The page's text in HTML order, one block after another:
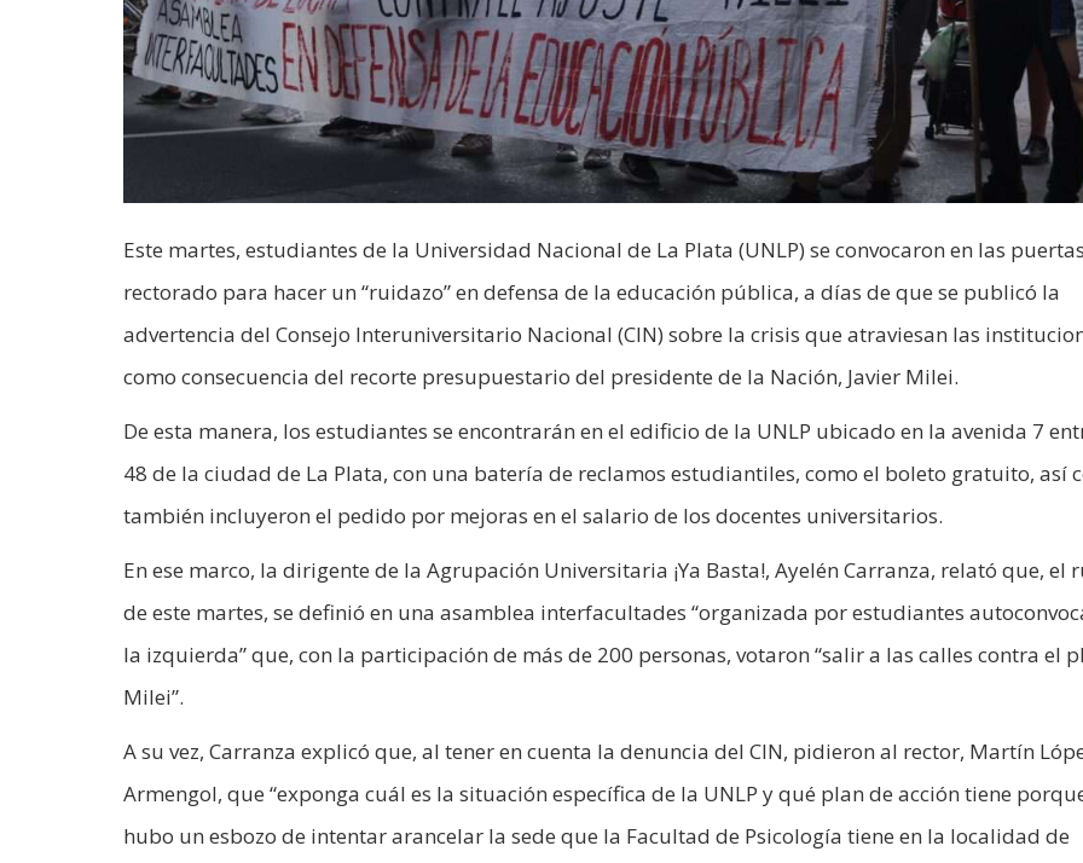
Este martes, estudiantes de la Universidad Nacional de La Plata (UNLP) se convocaron en las
rectorado para hacer un “ruidazo” en defensa de la educación pública, a días de que se publicó la
advertencia del Consejo Interuniversitario Nacional (CIN) sobre la crisis que atraviesan las
como consecuencia del recorte presupuestario del presidente de la Nación, Javier Milei.
De esta manera, los estudiantes se encontrarán en el edificio de la UNLP ubicado en la avenida 7
48 de la ciudad de La Plata, con una batería de reclamos estudiantiles, como el boleto gratuito, así
también incluyeron el pedido por mejoras en el salario de los docentes universitarios.
En ese marco, la dirigente de la Agrupación Universitaria ¡Ya Basta!, Ayelén Carranza, relató que, el
de este martes, se definió en una asamblea interfacultades “organizada por estudiantes
la izquierda” que, con la participación de más de 200 personas, votaron “salir a las calles contra el
Milei”.
A su vez, Carranza explicó que, al tener en cuenta la denuncia del CIN, pidieron al rector, Martín
Armengol, que “exponga cuál es la situación específica de la UNLP y qué plan de acción tiene
hubo un esbozo de intentar arancelar la sede que la Facultad de Psicología tiene en la localidad de